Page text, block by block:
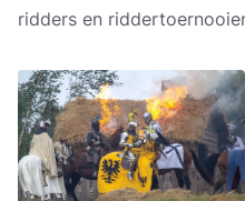
ridders en